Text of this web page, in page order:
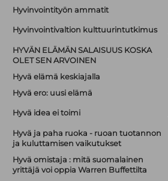
Hyvinvointityön ammatit
Hyvinvointivaltion kulttuurintutkimus
HYVÄN ELÄMÄN SALAISUUS KOSKA
OLET SEN ARVOINEN
Hyvä elämä keskiajalla
Hyvä ero: uusi elämä
Hyvä idea ei toimi
Hyvä ja paha ruoka - ruoan tuotannon
ja kuluttamisen vaikutukset
Hyvä omistaja : mitä suomalainen
yrittäjä voi oppia Warren Buffettilta